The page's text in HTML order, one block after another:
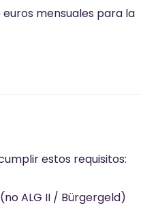
mensuales para la
estos requisitos:
ALG II / Bürgergeld)